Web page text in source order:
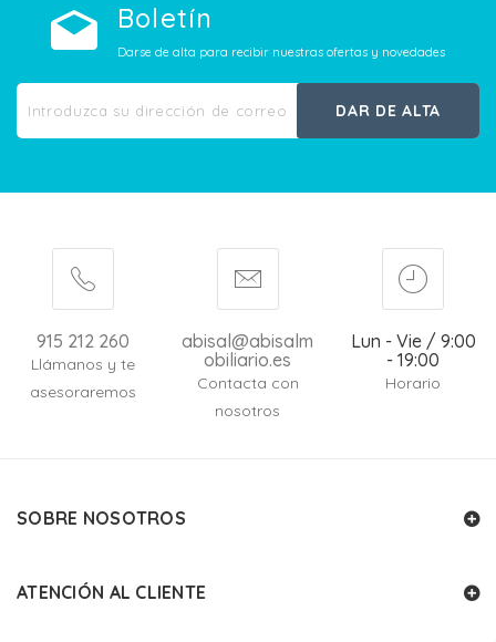
Boletín
Darse de alta para recibir nuestras ofertas y novedades
DAR DE ALTA
915 212 260
Llámanos y te
asesoraremos
abisal@abisalm
obiliario.es
Contacta con
nosotros
Lun - Vie / 9:00
- 19:00
Horario
SOBRE NOSOTROS
ATENCIÓN AL CLIENTE